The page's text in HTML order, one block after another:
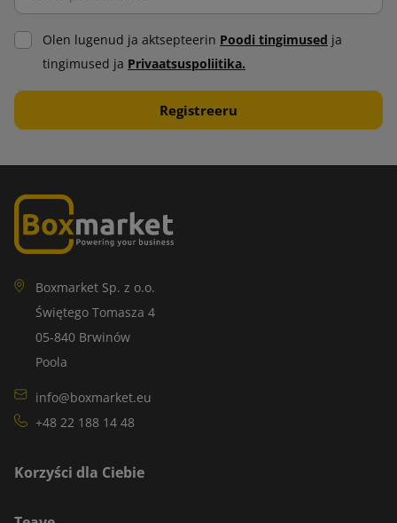
Olen lugenud ja aktsepteerin Poodi tingimused ja
tingimused ja Privaatsuspoliitika.
Boxmarket Sp. z o.o.
Świętego Tomasza 4
05-840 Brwinów
Poola
info@boxmarket.eu
+48 22 188 14 48
Korzyści dla Ciebie